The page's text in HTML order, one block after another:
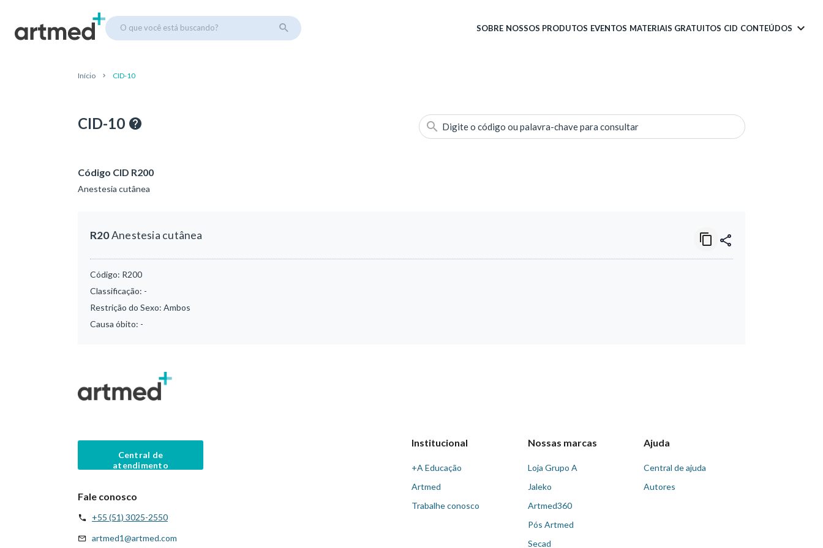
O que você está buscando? SOBRE NOSSOS PRODUTOS EVENTOS MATERIAIS GRATUITOS CID CONTEÚDOS
Início CID-10
CID-10 Digite o código ou palavra-chave para consultar
Código CID R200
Anestesia cutânea
R20Anestesia cutânea
Código: R200
Classificação: -
Restrição do Sexo: Ambos
Causa óbito: -
Central de
atendimento
Fale conosco
+55 (51) 3025-2550
artmed1@artmed.com
Institucional
+A Educação
Artmed
Trabalhe conosco
Nossas marcas
Loja Grupo A
Jaleko
Artmed360
Pós Artmed
Secad
Ajuda
Central de ajuda
Autores